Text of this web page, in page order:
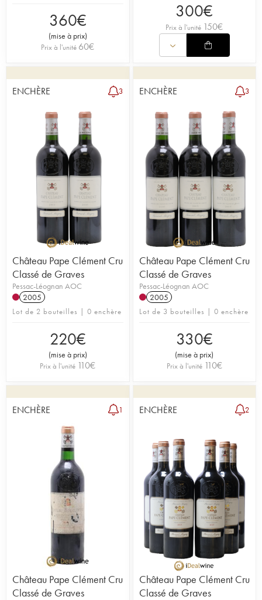
360€
(mise à prix)
Prix à l'unité 60€
300€
Prix à l'unité 150€
ENCHÈRE 3
Château Pape Clément Cru
Classé de Graves
Pessac-Léognan AOC
2005
Lot de 2 bouteilles | 0 enchère
220€
(mise à prix)
Prix à l'unité 110€
ENCHÈRE 3
Château Pape Clément Cru
Classé de Graves
Pessac-Léognan AOC
2005
Lot de 3 bouteilles | 0 enchère
330€
(mise à prix)
Prix à l'unité 110€
ENCHÈRE 1
Château Pape Clément Cru
Classé de Graves
ENCHÈRE 2
Château Pape Clément Cru
Classé de Graves